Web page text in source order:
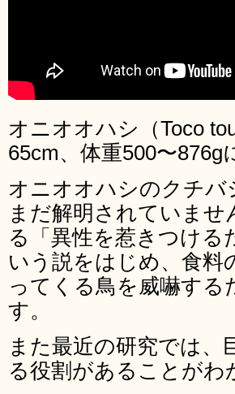
オニオオハシ（Toco
65cm、体重500〜
オニオオハシのクチバ
まだ解明されていま
る「異性を惹きつける
いう説をはじめ、食料
ってくる鳥を威嚇する
す。
また最近の研究では、
る役割があることがわ